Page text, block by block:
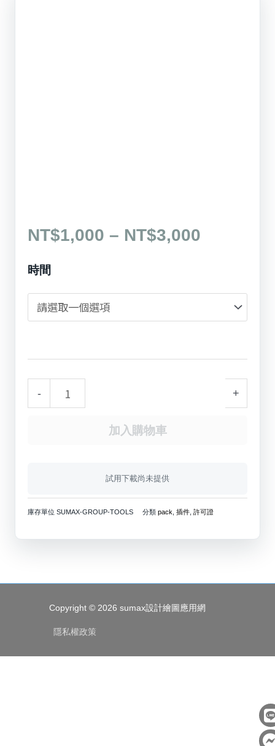
i
NT$1,000 – NT$3,000
圍：
時間
-
群
組
具
/
Group
Tools
+
加入購物車
試用下載尚未提供
庫存單位 SUMAX-GROUP-TOOLS 分類 pack 插件 許可證
Copyright © 2026 sumax設計繪圖應用網
隱私權政策